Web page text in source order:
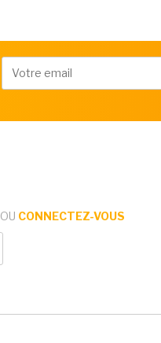
OU CONNECTEZ-VOUS